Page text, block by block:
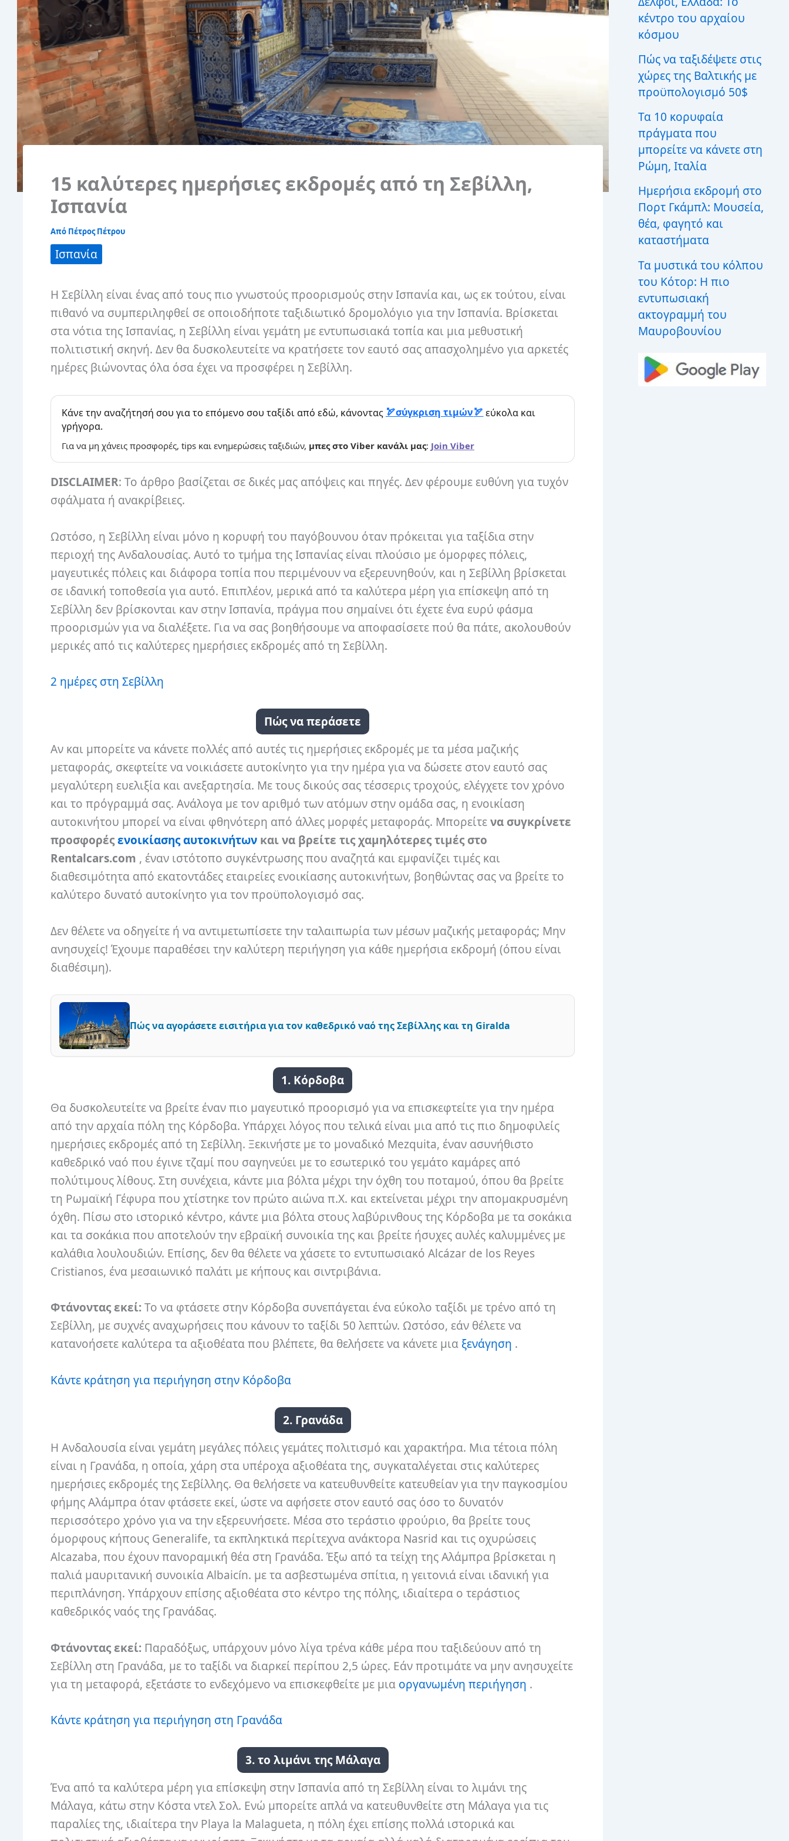
15 καλύτερες ημερήσιες εκδρομές από τη Σεβίλλη,
Ισπανία
Από Πέτρος Πέτρου
Ισπανία
Η Σεβίλλη είναι ένας από τους πιο γνωστούς προορισμούς στην Ισπανία και, ως εκ τούτου, είναι
πιθανό να συμπεριληφθεί σε οποιοδήποτε ταξιδιωτικό δρομολόγιο για την Ισπανία. Βρίσκεται
στα νότια της Ισπανίας, η Σεβίλλη είναι γεμάτη με εντυπωσιακά τοπία και μια μεθυστική
πολιτιστική σκηνή. Δεν θα δυσκολευτείτε να κρατήσετε τον εαυτό σας απασχολημένο για αρκετές
ημέρες βιώνοντας όλα όσα έχει να προσφέρει η Σεβίλλη.
Κάνε την αναζήτησή σου για το επόμενο σου ταξίδι από εδώ, κάνοντας σύγκριση τιμών
εύκολα και
γρήγορα.
Για να μη χάνεις προσφορές, tips και ενημερώσεις ταξιδιών, μπες στο Viber κανάλι μας: Join Viber
DISCLAIMER: Το άρθρο βασίζεται σε δικές μας απόψεις και πηγές. Δεν φέρουμε ευθύνη για τυχόν
σφάλματα ή ανακρίβειες.
Ωστόσο, η Σεβίλλη είναι μόνο η κορυφή του παγόβουνου όταν πρόκειται για ταξίδια στην
περιοχή της Ανδαλουσίας. Αυτό το τμήμα της Ισπανίας είναι πλούσιο με όμορφες πόλεις,
μαγευτικές πόλεις και διάφορα τοπία που περιμένουν να εξερευνηθούν, και η Σεβίλλη βρίσκεται
σε ιδανική τοποθεσία για αυτό. Επιπλέον, μερικά από τα καλύτερα μέρη για επίσκεψη από τη
Σεβίλλη δεν βρίσκονται καν στην Ισπανία, πράγμα που σημαίνει ότι έχετε ένα ευρύ φάσμα
προορισμών για να διαλέξετε. Για να σας βοηθήσουμε να αποφασίσετε πού θα πάτε, ακολουθούν
μερικές από τις καλύτερες ημερήσιες εκδρομές από τη Σεβίλλη.
2 ημέρες στη Σεβίλλη
Πώς να περάσετε
Αν και μπορείτε να κάνετε πολλές από αυτές τις ημερήσιες εκδρομές με τα μέσα μαζικής
μεταφοράς, σκεφτείτε να νοικιάσετε αυτοκίνητο για την ημέρα για να δώσετε στον εαυτό σας
μεγαλύτερη ευελιξία και ανεξαρτησία. Με τους δικούς σας τέσσερις τροχούς, ελέγχετε τον χρόνο
και το πρόγραμμά σας. Ανάλογα με τον αριθμό των ατόμων στην ομάδα σας, η ενοικίαση
αυτοκινήτου μπορεί να είναι φθηνότερη από άλλες μορφές μεταφοράς. Μπορείτενα συγκρίνετε
προσφορέςενοικίασης αυτοκινήτων και να βρείτε τις χαμηλότερες τιμές στο
Rentalcars.com , έναν ιστότοπο συγκέντρωσης που αναζητά και εμφανίζει τιμές και
διαθεσιμότητα από εκατοντάδες εταιρείες ενοικίασης αυτοκινήτων, βοηθώντας σας να βρείτε το
καλύτερο δυνατό αυτοκίνητο για τον προϋπολογισμό σας.
Δεν θέλετε να οδηγείτε ή να αντιμετωπίσετε την ταλαιπωρία των μέσων μαζικής μεταφοράς; Μην
ανησυχείς! Έχουμε παραθέσει την καλύτερη περιήγηση για κάθε ημερήσια εκδρομή (όπου είναι
διαθέσιμη).
Πώς να αγοράσετε εισιτήρια για τον καθεδρικό ναό της Σεβίλλης και τη Giralda
1. Κόρδοβα
Θα δυσκολευτείτε να βρείτε έναν πιο μαγευτικό προορισμό για να επισκεφτείτε για την ημέρα
από την αρχαία πόλη της Κόρδοβα. Υπάρχει λόγος που τελικά είναι μια από τις πιο δημοφιλείς
ημερήσιες εκδρομές από τη Σεβίλλη. Ξεκινήστε με το μοναδικό Mezquita, έναν ασυνήθιστο
καθεδρικό ναό που έγινε τζαμί που σαγηνεύει με το εσωτερικό του γεμάτο καμάρες από
πολύτιμους λίθους. Στη συνέχεια, κάντε μια βόλτα μέχρι την όχθη του ποταμού, όπου θα βρείτε
τη Ρωμαϊκή Γέφυρα που χτίστηκε τον πρώτο αιώνα π.Χ. και εκτείνεται μέχρι την απομακρυσμένη
όχθη. Πίσω στο ιστορικό κέντρο, κάντε μια βόλτα στους λαβύρινθους της Κόρδοβα με τα σοκάκια
και τα σοκάκια που αποτελούν την εβραϊκή συνοικία της και βρείτε ήσυχες αυλές καλυμμένες με
καλάθια λουλουδιών. Επίσης, δεν θα θέλετε να χάσετε το εντυπωσιακό Alcázar de los Reyes
Cristianos, ένα μεσαιωνικό παλάτι με κήπους και σιντριβάνια.
Φτάνοντας εκεί:Το να φτάσετε στην Κόρδοβα συνεπάγεται ένα εύκολο ταξίδι με τρένο από τη
Σεβίλλη, με συχνές αναχωρήσεις που κάνουν το ταξίδι 50 λεπτών. Ωστόσο, εάν θέλετε να
κατανοήσετε καλύτερα τα αξιοθέατα που βλέπετε, θα θελήσετε να κάνετε μια ξενάγηση .
Κάντε κράτηση για περιήγηση στην Κόρδοβα
2. Γρανάδα
Η Ανδαλουσία είναι γεμάτη μεγάλες πόλεις γεμάτες πολιτισμό και χαρακτήρα. Μια τέτοια πόλη
είναι η Γρανάδα, η οποία, χάρη στα υπέροχα αξιοθέατα της, συγκαταλέγεται στις καλύτερες
ημερήσιες εκδρομές της Σεβίλλης. Θα θελήσετε να κατευθυνθείτε κατευθείαν για την παγκοσμίου
φήμης Αλάμπρα όταν φτάσετε εκεί, ώστε να αφήσετε στον εαυτό σας όσο το δυνατόν
περισσότερο χρόνο για να την εξερευνήσετε. Μέσα στο τεράστιο φρούριο, θα βρείτε τους
όμορφους κήπους Generalife, τα εκπληκτικά περίτεχνα ανάκτορα Nasrid και τις οχυρώσεις
Alcazaba, που έχουν πανοραμική θέα στη Γρανάδα. Έξω από τα τείχη της Αλάμπρα βρίσκεται η
παλιά μαυριτανική συνοικία Albaicín. με τα ασβεστωμένα σπίτια, η γειτονιά είναι ιδανική για
περιπλάνηση. Υπάρχουν επίσης αξιοθέατα στο κέντρο της πόλης, ιδιαίτερα ο τεράστιος
καθεδρικός ναός της Γρανάδας.
Φτάνοντας εκεί: Παραδόξως, υπάρχουν μόνο λίγα τρένα κάθε μέρα που ταξιδεύουν από τη
Σεβίλλη στη Γρανάδα, με το ταξίδι να διαρκεί περίπου 2,5 ώρες. Εάν προτιμάτε να μην ανησυχείτε
για τη μεταφορά, εξετάστε το ενδεχόμενο να επισκεφθείτε με μια οργανωμένη περιήγηση .
Κάντε κράτηση για περιήγηση στη Γρανάδα
3. το λιμάνι της Μάλαγα
Ένα από τα καλύτερα μέρη για επίσκεψη στην Ισπανία από τη Σεβίλλη είναι το λιμάνι της
Μάλαγα, κάτω στην Κόστα ντελ Σολ. Ενώ μπορείτε απλά να κατευθυνθείτε στη Μάλαγα για τις
παραλίες της, ιδιαίτερα την Playa la Malagueta, η πόλη έχει επίσης πολλά ιστορικά και
ι
α
κέντρο του αρχαίου
κόσμου
Πώς να ταξιδέψετε στις
χώρες της Βαλτικής με
προϋπολογισμό 50$
Τα 10 κορυφαία
πράγματα που
μπορείτε να κάνετε στη
Ρώμη, Ιταλία
Ημερήσια εκδρομή στο
Πορτ Γκάμπλ: Μουσεία,
θέα, φαγητό και
καταστήματα
Τα μυστικά του κόλπου
του Κότορ: Η πιο
εντυπωσιακή
ακτογραμμή του
Μαυροβουνίου